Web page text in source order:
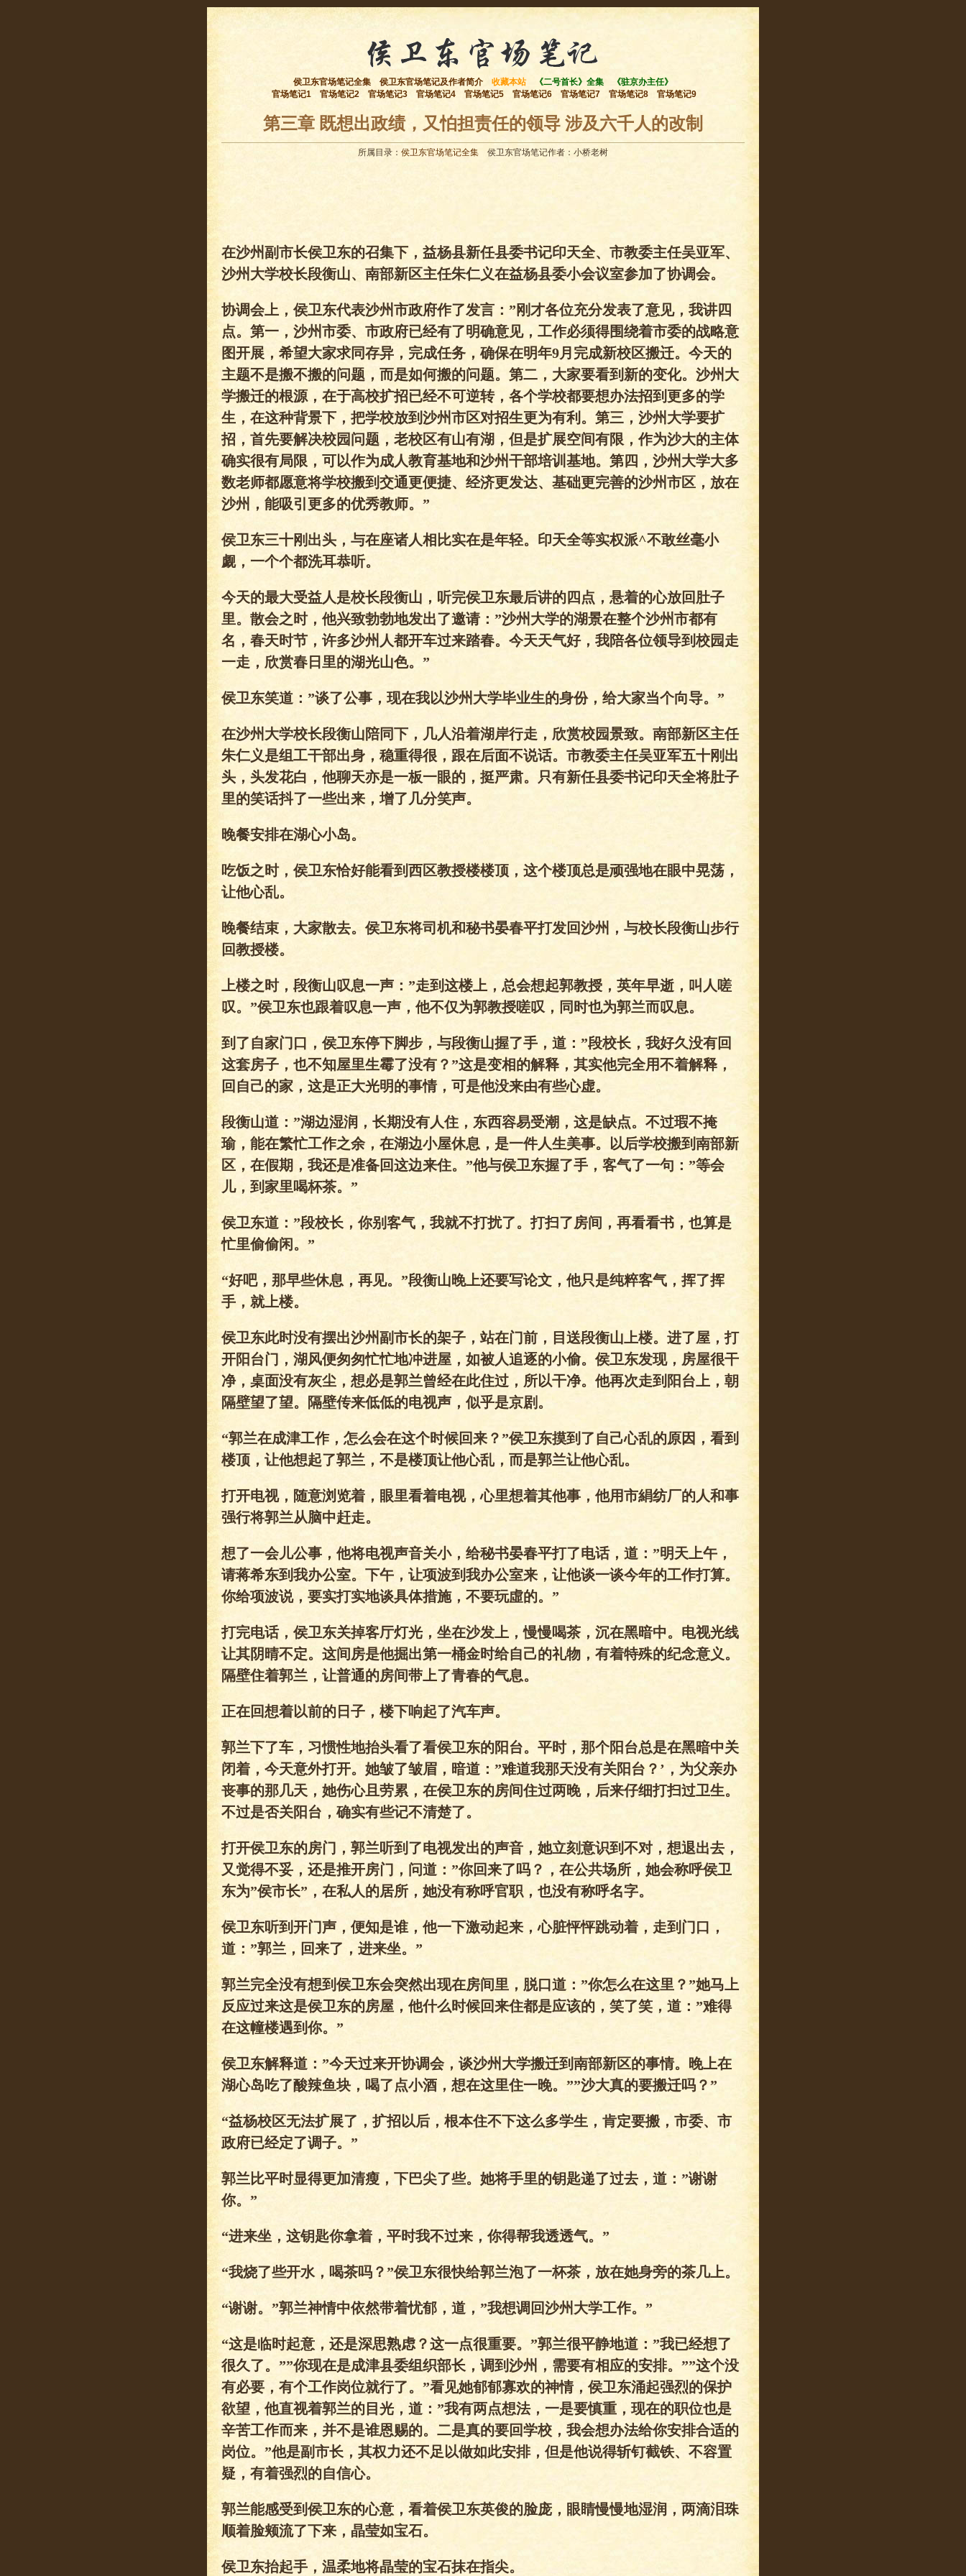
侯卫东官场笔记全集 侯卫东官场笔记及作者简介 收藏本站 《二号首长》全集
《驻京办主任》
官场笔记1
官场笔记2 官场笔记3 官场笔记4 官场笔记5 官场笔记6 官场笔记7 官场笔记8 官场笔记9
第三章 既想出政绩，又怕担责任的领导 涉及六千人的改制
所属目录： 侯卫东官场笔记全集 侯卫东官场笔记作者：小桥老树
在沙州副市长侯卫东的召集下，益杨县新任县委书记印天全、市教委主任吴亚军、
沙州大学校长段衡山、南部新区主任朱仁义在益杨县委小会议室参加了协调会。
协调会上，侯卫东代表沙州市政府作了发言：”刚才各位充分发表了意见，我讲四
点。第一，沙州市委、市政府已经有了明确意见，工作必须得围绕着市委的战略意
图开展，希望大家求同存异，完成任务，确保在明年9月完成新校区搬迁。今天的
主题不是搬不搬的问题，而是如何搬的问题。第二，大家要看到新的变化。沙州大
学搬迁的根源，在于高校扩招已经不可逆转，各个学校都要想办法招到更多的学
生，在这种背景下，把学校放到沙州市区对招生更为有利。第三，沙州大学要扩
招，首先要解决校园问题，老校区有山有湖，但是扩展空间有限，作为沙大的主体
确实很有局限，可以作为成人教育基地和沙州干部培训基地。第四，沙州大学大多
数老师都愿意将学校搬到交通更便捷、经济更发达、基础更完善的沙州市区，放在
沙州，能吸引更多的优秀教师。”
侯卫东三十刚出头，与在座诸人相比实在是年轻。印天全等实权派^不敢丝毫小
觑，一个个都洗耳恭听。
今天的最大受益人是校长段衡山，听完侯卫东最后讲的四点，悬着的心放回肚子
里。散会之时，他兴致勃勃地发出了邀请：”沙州大学的湖景在整个沙州市都有
名，春天时节，许多沙州人都开车过来踏春。今天天气好，我陪各位领导到校园走
一走，欣赏春日里的湖光山色。”
侯卫东笑道：”谈了公事，现在我以沙州大学毕业生的身份，给大家当个向导。”
在沙州大学校长段衡山陪同下，几人沿着湖岸行走，欣赏校园景致。南部新区主任
朱仁义是组工干部出身，稳重得很，跟在后面不说话。市教委主任吴亚军五十刚出
头，头发花白，他聊天亦是一板一眼的，挺严肃。只有新任县委书记印天全将肚子
里的笑话抖了一些出来，增了几分笑声。
晚餐安排在湖心小岛。
吃饭之时，侯卫东恰好能看到西区教授楼楼顶，这个楼顶总是顽强地在眼中晃荡，
让他心乱。
晚餐结束，大家散去。侯卫东将司机和秘书晏春平打发回沙州，与校长段衡山步行
回教授楼。
上楼之时，段衡山叹息一声：”走到这楼上，总会想起郭教授，英年早逝，叫人嗟
叹。”侯卫东也跟着叹息一声，他不仅为郭教授嗟叹，同时也为郭兰而叹息。
到了自家门口，侯卫东停下脚步，与段衡山握了手，道：”段校长，我好久没有回
这套房子，也不知屋里生霉了没有？”这是变相的解释，其实他完全用不着解释，
回自己的家，这是正大光明的事情，可是他没来由有些心虚。
段衡山道：”湖边湿润，长期没有人住，东西容易受潮，这是缺点。不过瑕不掩
瑜，能在繁忙工作之余，在湖边小屋休息，是一件人生美事。以后学校搬到南部新
区，在假期，我还是准备回这边来住。”他与侯卫东握了手，客气了一句：”等会
儿，到家里喝杯茶。”
侯卫东道：”段校长，你别客气，我就不打扰了。打扫了房间，再看看书，也算是
忙里偷偷闲。”
“好吧，那早些休息，再见。”段衡山晚上还要写论文，他只是纯粹客气，挥了挥
手，就上楼。
侯卫东此时没有摆出沙州副市长的架子，站在门前，目送段衡山上楼。进了屋，打
开阳台门，湖风便匆匆忙忙地冲进屋，如被人追逐的小偷。侯卫东发现，房屋很干
净，桌面没有灰尘，想必是郭兰曾经在此住过，所以干净。他再次走到阳台上，朝
隔壁望了望。隔壁传来低低的电视声，似乎是京剧。
“郭兰在成津工作，怎么会在这个时候回来？”侯卫东摸到了自己心乱的原因，看到
楼顶，让他想起了郭兰，不是楼顶让他心乱，而是郭兰让他心乱。
打开电视，随意浏览着，眼里看着电视，心里想着其他事，他用市絹纺厂的人和事
强行将郭兰从脑中赶走。
想了一会儿公事，他将电视声音关小，给秘书晏春平打了电话，道：”明天上午，
请蒋希东到我办公室。下午，让项波到我办公室来，让他谈一谈今年的工作打算。
你给项波说，要实打实地谈具体措施，不要玩虛的。”
打完电话，侯卫东关掉客厅灯光，坐在沙发上，慢慢喝茶，沉在黑暗中。电视光线
让其阴晴不定。这间房是他掘出第一桶金时给自己的礼物，有着特殊的纪念意义。
隔壁住着郭兰，让普通的房间带上了青春的气息。
正在回想着以前的日子，楼下响起了汽车声。
郭兰下了车，习惯性地抬头看了看侯卫东的阳台。平时，那个阳台总是在黑暗中关
闭着，今天意外打开。她皱了皱眉，暗道：”难道我那天没有关阳台？’，为父亲办
丧事的那几天，她伤心且劳累，在侯卫东的房间住过两晚，后来仔细打扫过卫生。
不过是否关阳台，确实有些记不清楚了。
打开侯卫东的房门，郭兰听到了电视发出的声音，她立刻意识到不对，想退出去，
又觉得不妥，还是推开房门，问道：”你回来了吗？，在公共场所，她会称呼侯卫
东为”侯市长”，在私人的居所，她没有称呼官职，也没有称呼名字。
侯卫东听到开门声，便知是谁，他一下激动起来，心脏怦怦跳动着，走到门口，
道：”郭兰，回来了，进来坐。”
郭兰完全没有想到侯卫东会突然出现在房间里，脱口道：”你怎么在这里？”她马上
反应过来这是侯卫东的房屋，他什么时候回来住都是应该的，笑了笑，道：”难得
在这幢楼遇到你。”
侯卫东解释道：”今天过来开协调会，谈沙州大学搬迁到南部新区的事情。晚上在
湖心岛吃了酸辣鱼块，喝了点小酒，想在这里住一晚。””沙大真的要搬迁吗？”
“益杨校区无法扩展了，扩招以后，根本住不下这么多学生，肯定要搬，市委、市
政府已经定了调子。”
郭兰比平时显得更加清瘦，下巴尖了些。她将手里的钥匙递了过去，道：”谢谢
你。”
“进来坐，这钥匙你拿着，平时我不过来，你得帮我透透气。”
“我烧了些开水，喝茶吗？”侯卫东很快给郭兰泡了一杯茶，放在她身旁的茶几上。
“谢谢。”郭兰神情中依然带着忧郁，道，”我想调回沙州大学工作。”
“这是临时起意，还是深思熟虑？这一点很重要。”郭兰很平静地道：”我已经想了
很久了。””你现在是成津县委组织部长，调到沙州，需要有相应的安排。””这个没
有必要，有个工作岗位就行了。”看见她郁郁寡欢的神情，侯卫东涌起强烈的保护
欲望，他直视着郭兰的目光，道：”我有两点想法，一是要慎重，现在的职位也是
辛苦工作而来，并不是谁恩赐的。二是真的要回学校，我会想办法给你安排合适的
岗位。”他是副市长，其权力还不足以做如此安排，但是他说得斩钉截铁、不容置
疑，有着强烈的自信心。
郭兰能感受到侯卫东的心意，看着侯卫东英俊的脸庞，眼睛慢慢地湿润，两滴泪珠
顺着脸颊流了下来，晶莹如宝石。
侯卫东抬起手，温柔地将晶莹的宝石抹在指尖。